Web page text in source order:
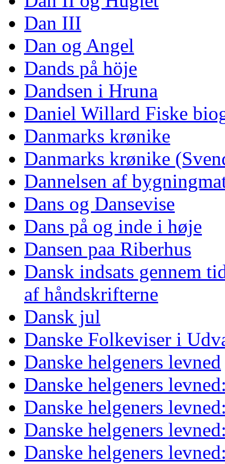
Dan III
Dan og Angel
Dands på höje
Dandsen i Hruna
Daniel Willard Fiske
Danmarks krønike
Danmarks krønike
Dannelsen af
Dans og Dansevise
Dans på og inde i høje
Dansen paa Riberhus
Dansk indsats gennem
af håndskrifterne
Dansk jul
Danske Folkeviser i
Danske helgeners levned
Danske helgeners
Danske helgeners
Danske helgeners
Danske helgeners